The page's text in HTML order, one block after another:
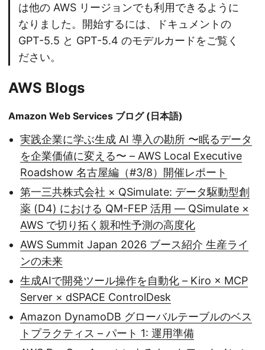
は他の AWS リージョンでも利用できるように
なりました。開始するには、ドキュメントの
GPT-5.5 と GPT-5.4 のモデルカードをご覧く
ださい。
AWS Blogs
Amazon Web Services ブログ (日本語)
実践企業に学ぶ生成 AI 導入の勘所 〜眠るデータ
を企業価値に変える〜 – AWS Local Executive
Roadshow 名古屋編（#3/8）開催レポート
第一三共株式会社 × QSimulate: データ駆動型創
薬 (D4) における QM-FEP 活用 — QSimulate ×
AWS で切り拓く親和性予測の高度化
AWS Summit Japan 2026 ブース紹介 生産ライ
ンの未来
生成AIで開発ツール操作を自動化 – Kiro × MCP
Server × dSPACE ControlDesk
Amazon DynamoDB グローバルテーブルのベス
トプラクティス – パート 1: 運用準備